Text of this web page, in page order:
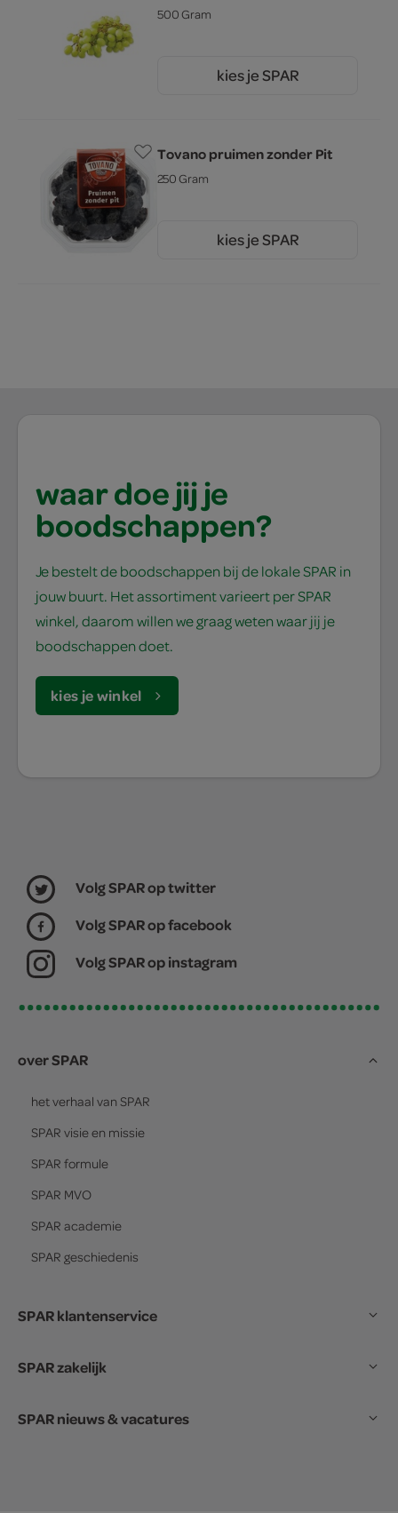
500 Gram
kies je SPAR
Tovano pruimen zonder Pit
250 Gram
kies je SPAR
waar doe jij je
boodschappen?
Je bestelt de boodschappen bij de lokale SPAR in
jouw buurt. Het assortiment varieert per SPAR
winkel, daarom willen we graag weten waar jij je
boodschappen doet.
kies je winkel
Volg SPAR op twitter
Volg SPAR op facebook
Volg SPAR op instagram
over SPAR
het verhaal van SPAR
SPAR visie en missie
SPAR formule
SPAR MVO
SPAR academie
SPAR geschiedenis
SPAR klantenservice
SPAR zakelijk
SPAR nieuws & vacatures